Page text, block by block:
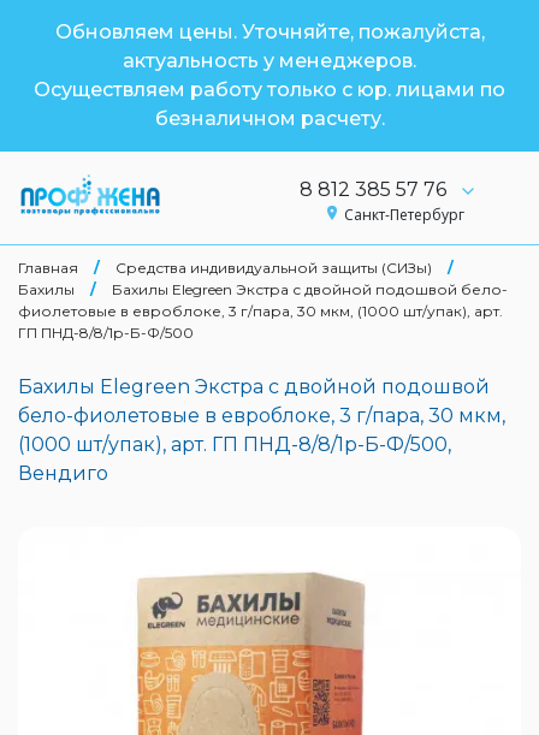
Обновляем цены. Уточняйте, пожалуйста,
актуальность у менеджеров.
Осуществляем работу только с юр. лицами по
безналичном расчету.
8 812 385 57 76
Санкт-Петербург
Главная / Средства индивидуальной защиты (СИЗы)
/
Бахилы
/
Бахилы Elegreen Экстра с двойной подошвой бело-
фиолетовые в евроблоке, 3 г/пара, 30 мкм, (1000 шт/упак), арт.
ГП ПНД-8/8/1р-Б-Ф/500
Бахилы Elegreen Экстра с двойной подошвой
бело-фиолетовые в евроблоке, 3 г/пара, 30 мкм,
(1000 шт/упак), арт. ГП ПНД-8/8/1р-Б-Ф/500,
Вендиго